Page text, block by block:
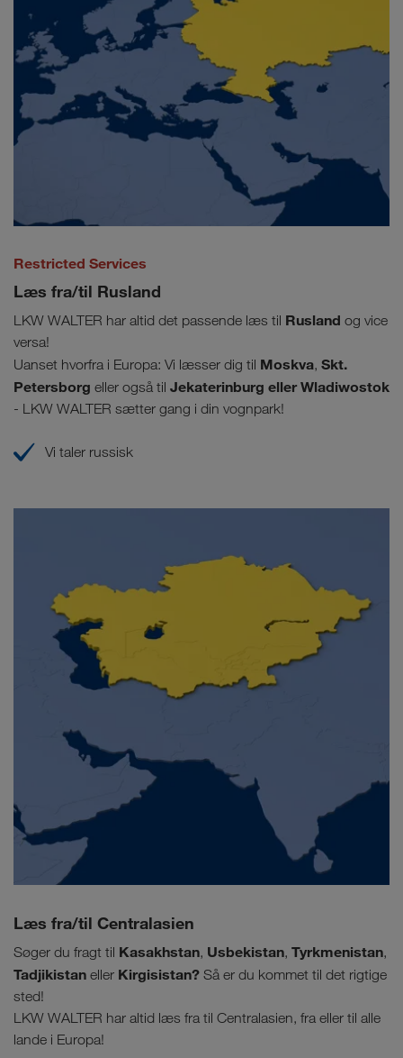
Restricted Services
Læs fra/til Rusland
LKW WALTER har altid det passende læs til Rusland og vice
versa!
Uanset hvorfra i Europa: Vi læsser dig til Moskva, Skt.
Petersborg eller også til Jekaterinburg eller Wladiwostok
- LKW WALTER sætter gang i din vognpark!
Vi taler russisk
Læs fra/til Centralasien
Søger du fragt til Kasakhstan, Usbekistan, Tyrkmenistan,
Tadjikistan eller Kirgisistan? Så er du kommet til det rigtige
sted!
LKW WALTER har altid læs fra til Centralasien, fra eller til alle
lande i Europa!